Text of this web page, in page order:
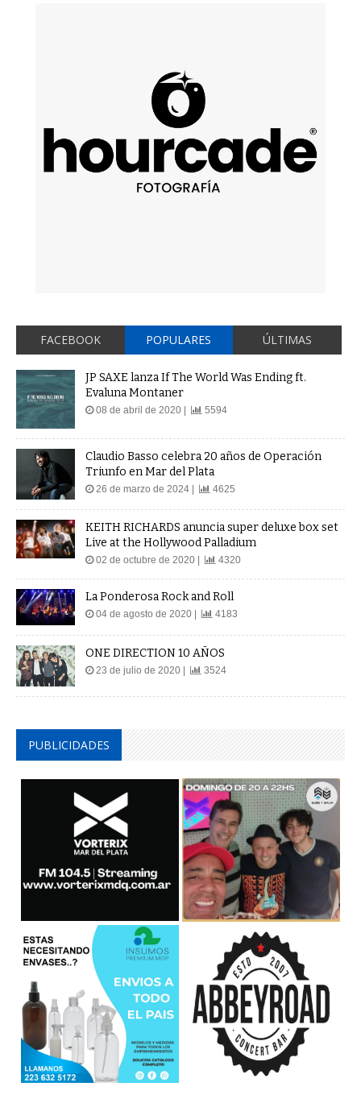
FACEBOOK POPULARES ÚLTIMAS
JP SAXE lanza If The World Was Ending ft.
Evaluna Montaner
08 de abril de 2020 | 5594
Claudio Basso celebra 20 años de Operación
Triunfo en Mar del Plata
26 de marzo de 2024 | 4625
KEITH RICHARDS anuncia super deluxe box set
Live at the Hollywood Palladium
02 de octubre de 2020 | 4320
La Ponderosa Rock and Roll
04 de agosto de 2020 | 4183
ONE DIRECTION 10 AÑOS
23 de julio de 2020 | 3524
PUBLICIDADES